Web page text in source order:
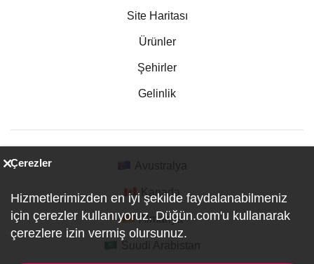
Site Haritası
Ürünler
Şehirler
Gelinlik
Kanada
Almanya
Çerezler
Hizmetlerimizden en iyi şekilde faydalanabilmeniz
için çerezler kullanıyoruz. Düğün.com'u kullanarak
çerezlere izin vermiş olursunuz.